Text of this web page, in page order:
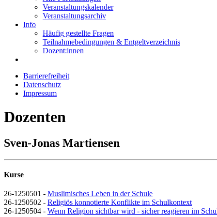
Veranstaltungskalender
Veranstaltungsarchiv
Info
Häufig gestellte Fragen
Teilnahmebedingungen & Entgeltverzeichnis
Dozent:innen
Barrierefreiheit
Datenschutz
Impressum
Dozenten
Sven-Jonas Martiensen
Kurse
26-1250501 - Muslimisches Leben in der Schule
26-1250502 - Religiös konnotierte Konflikte im Schulkontext
26-1250504 - Wenn Religion sichtbar wird - sicher reagieren im